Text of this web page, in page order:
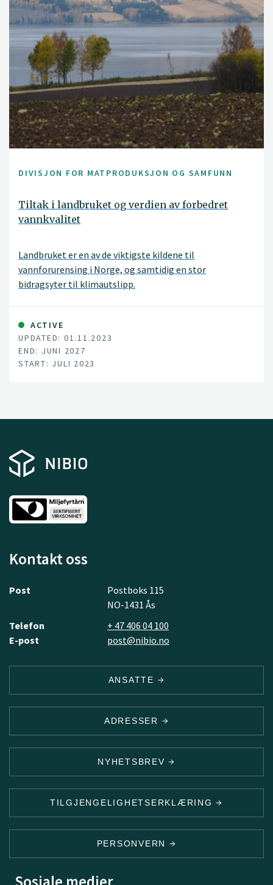
DIVISJON FOR MATPRODUKSJON OG SAMFUNN
Tiltak i landbruket og verdien av forbedret
vannkvalitet
Landbruket er en av de viktigste kildene til
vannforurensing i Norge, og samtidig en stor
bidragsyter til klimautslipp.
ACTIVE
UPDATED: 01.11.2023
END: JUNI 2027
START: JULI 2023
Kontakt oss
Post
Postboks 115
NO-1431 Ås
Telefon
+ 47 406 04 100
E-post
post@nibio.no
ANSATTE
ADRESSER
NYHETSBREV
TILGJENGELIGHETSERKLÆRING
PERSONVERN